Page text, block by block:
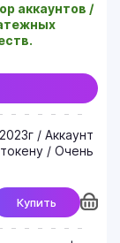
аккаунтов /
/ Аккаунт
/ Очень
Купить